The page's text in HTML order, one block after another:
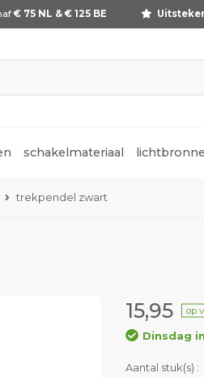
€ 75 NL & € 125 BE
schakelmateriaal
trekpendel zwart
15,95 op
Dinsdag
Aantal stuk(s) :